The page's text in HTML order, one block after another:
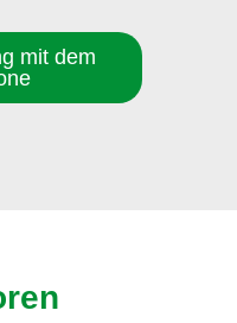
mit dem